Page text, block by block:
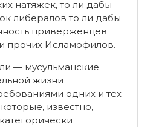
натяжек, то ли дабы
либералов то ли дабы
приверженцев
прочих Исламофилов.
— мусульманские
жизни
одних и тех
известно,